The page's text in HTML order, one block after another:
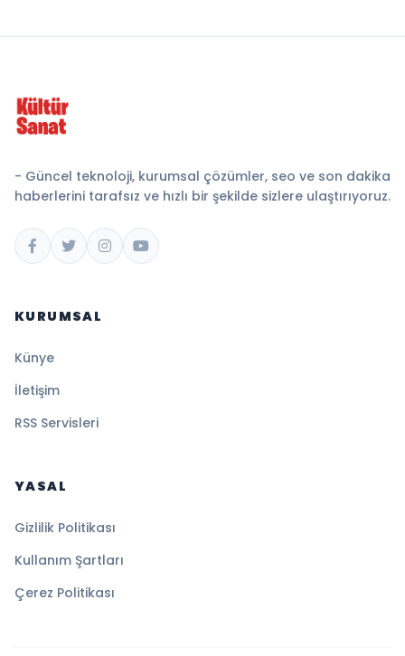
- Güncel teknoloji, kurumsal çözümler, seo ve son dakika
haberlerini tarafsız ve hızlı bir şekilde sizlere ulaştırıyoruz.
KURUMSAL
Künye
İletişim
RSS Servisleri
YASAL
Gizlilik Politikası
Kullanım Şartları
Çerez Politikası